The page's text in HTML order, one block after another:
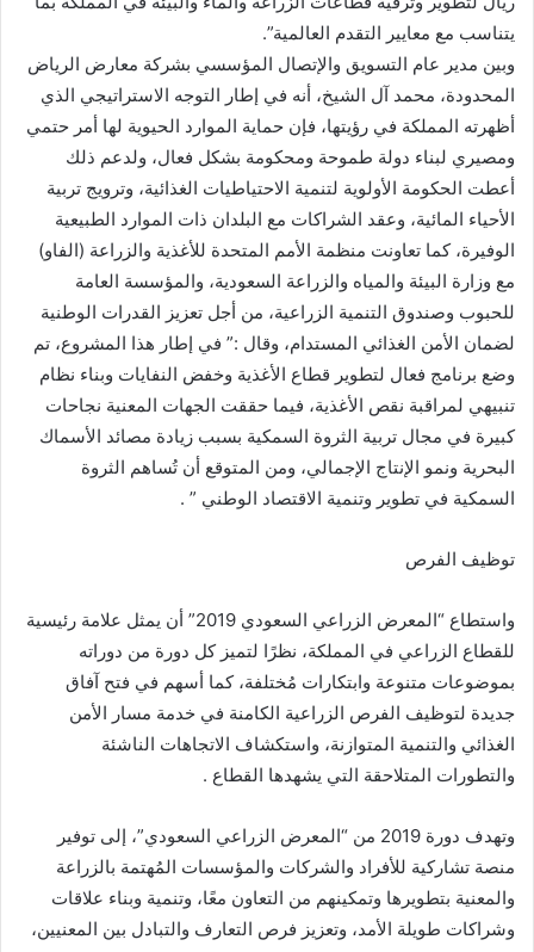
يتناسب مع معايير التقدم العالمية”.
وبين مدير عام التسويق والإتصال المؤسسي بشركة معارض الرياض
المحدودة، محمد آل الشيخ، أنه في إطار التوجه الاستراتيجي الذي
أظهرته المملكة في رؤيتها، فإن حماية الموارد الحيوية لها أمر حتمي
ومصيري لبناء دولة طموحة ومحكومة بشكل فعال، ولدعم ذلك
أعطت الحكومة الأولوية لتنمية الاحتياطيات الغذائية، وترويج تربية
الأحياء المائية، وعقد الشراكات مع البلدان ذات الموارد الطبيعية
الوفيرة، كما تعاونت منظمة الأمم المتحدة للأغذية والزراعة (الفاو)
مع وزارة البيئة والمياه والزراعة السعودية، والمؤسسة العامة
للحبوب وصندوق التنمية الزراعية، من أجل تعزيز القدرات الوطنية
لضمان الأمن الغذائي المستدام، وقال :” في إطار هذا المشروع، تم
وضع برنامج فعال لتطوير قطاع الأغذية وخفض النفايات وبناء نظام
تنبيهي لمراقبة نقص الأغذية، فيما حققت الجهات المعنية نجاحات
كبيرة في مجال تربية الثروة السمكية بسبب زيادة مصائد الأسماك
البحرية ونمو الإنتاج الإجمالي، ومن المتوقع أن تُساهم الثروة
السمكية في تطوير وتنمية الاقتصاد الوطني ” .
توظيف الفرص
واستطاع “المعرض الزراعي السعودي 2019” أن يمثل علامة رئيسية
للقطاع الزراعي في المملكة، نظرًا لتميز كل دورة من دوراته
بموضوعات متنوعة وابتكارات مُختلفة، كما أسهم في فتح آفاق
جديدة لتوظيف الفرص الزراعية الكامنة في خدمة مسار الأمن
الغذائي والتنمية المتوازنة، واستكشاف الاتجاهات الناشئة
والتطورات المتلاحقة التي يشهدها القطاع .
وتهدف دورة 2019 من “المعرض الزراعي السعودي”، إلى توفير
منصة تشاركية للأفراد والشركات والمؤسسات المُهتمة بالزراعة
والمعنية بتطويرها وتمكينهم من التعاون معًا، وتنمية وبناء علاقات
وشراكات طويلة الأمد، وتعزيز فرص التعارف والتبادل بين المعنيين،